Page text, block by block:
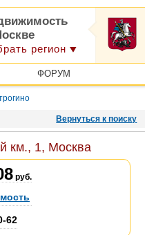
регион
ФОРУМ
Вернуться к поиску
км., 1, Москва
руб.
62